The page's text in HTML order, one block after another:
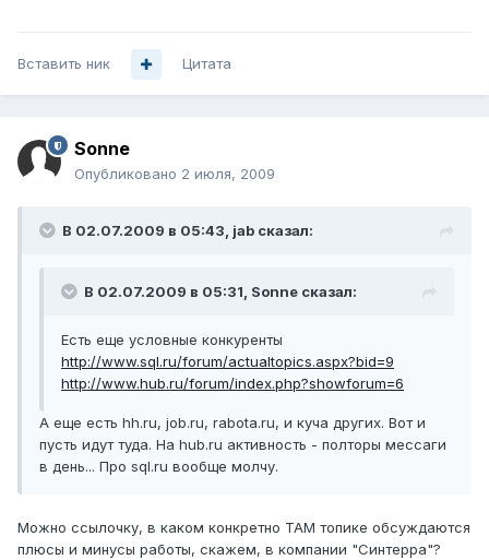
Вставить ник Цитата
Sonne
Опубликовано 2 июля, 2009
В 02.07.2009 в 05:43, jab сказал:
В 02.07.2009 в 05:31, Sonne сказал:
Есть еще условные конкуренты
http://www.sql.ru/forum/actualtopics.aspx?bid=9
http://www.hub.ru/forum/index.php?showforum=6
А еще есть hh.ru, job.ru, rabota.ru, и куча других. Вот и
пусть идут туда. На hub.ru активность - полторы мессаги
в день... Про sql.ru вообще молчу.
Можно ссылочку, в каком конкретно ТАМ топике обсуждаются
плюсы и минусы работы, скажем, в компании "Синтерра"?